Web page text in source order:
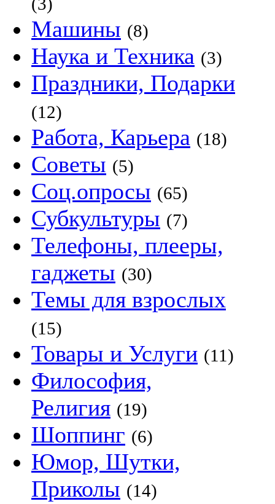
Машины (8)
Наука и Техника (3)
Праздники, Подарки
(12)
Работа, Карьера (18)
Советы (5)
Соц.опросы (65)
Субкультуры (7)
Телефоны, плееры,
гаджеты (30)
Темы для взрослых
(15)
Товары и Услуги (11)
Философия,
Религия (19)
Шоппинг (6)
Юмор, Шутки,
Приколы (14)